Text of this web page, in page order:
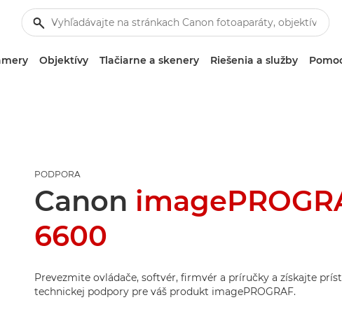
Objektívy Tlačiarne a skenery Riešenia a služby
PODPORA
Canon
6600
Prevezmite ovládače, softvér, firmvér a príručky a získajte
technickej podpory pre váš produkt imagePROGRAF.